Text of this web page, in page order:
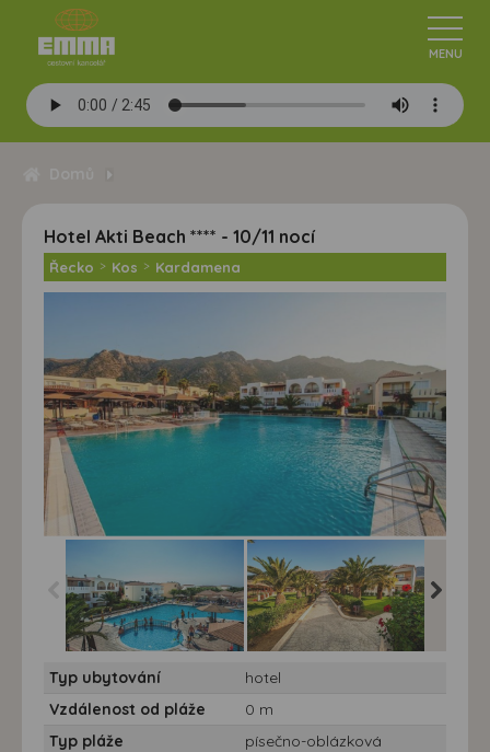
Hotel Akti Beach **** - 10/11 nocí
Řecko > Kos > Kardamena
10/11 nocí - Kos,
Kardamena- Hotel Akti
Beach - bazén
10/11 nocí - Kos,
Kardamena - Hotel Akti
Beach - zahrada
Typ ubytování
hotel
Vzdálenost od pláže
0 m
Typ pláže
písečno-oblázková